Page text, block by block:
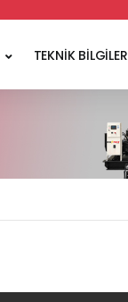
TEKNİK BİLGİLER